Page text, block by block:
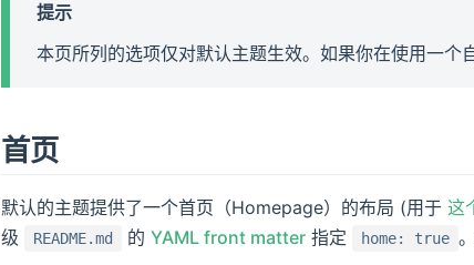
提示
本页所列的选项仅对默认主题生效。如果你在使用一个
首页
默认的主题提供了一个首页（Homepage）的布局 (用于 这
级
README.md 的 YAML front matter 指定 home: true